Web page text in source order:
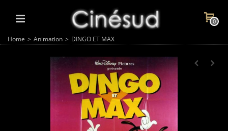
0
Home > Animation > DINGO ET MAX